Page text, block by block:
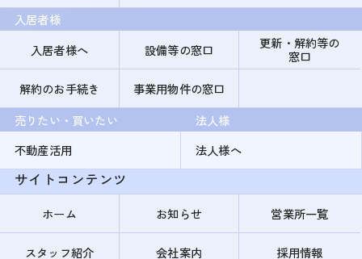
入居者様
入居者様へ
設備等の窓口
更新・解約等の
窓口
解約のお手続き
事業用物件の窓口
売りたい・買いたい
不動産活用
法人様
法人様へ
サイトコンテンツ
ホーム お知らせ 営業所一覧
スタッフ紹介 会社案内 採用情報